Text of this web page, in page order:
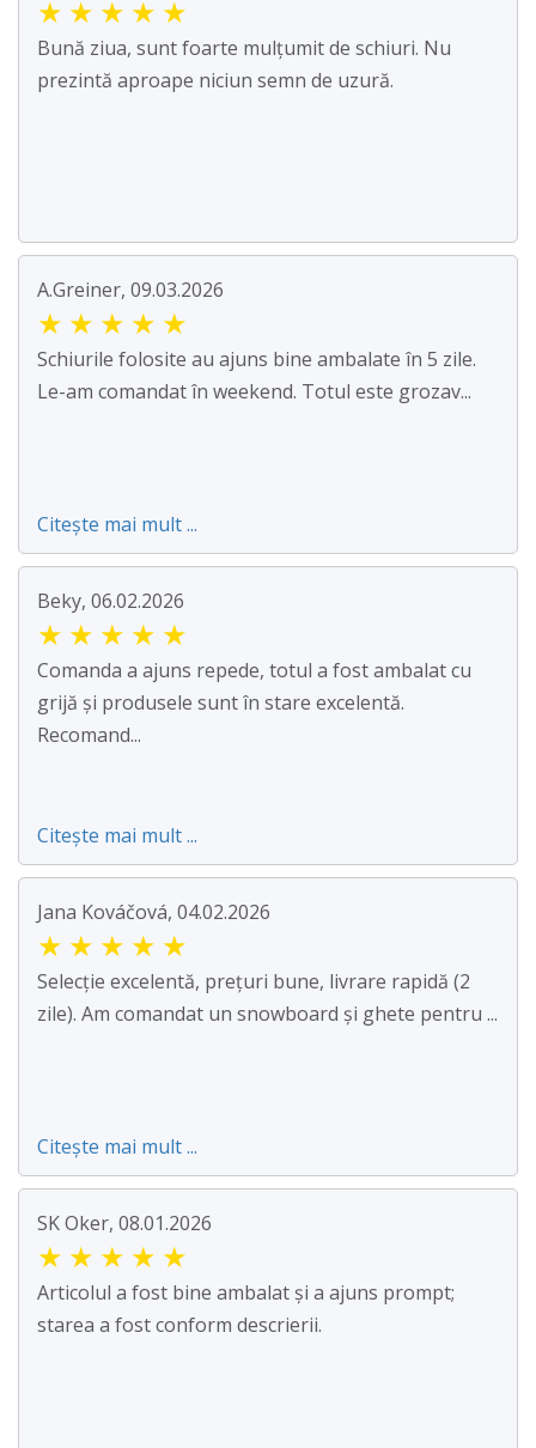
★ ★ ★ ★ ★
Bună ziua, sunt foarte mulțumit de schiuri. Nu
prezintă aproape niciun semn de uzură.
A.Greiner, 09.03.2026
★ ★ ★ ★ ★
Schiurile folosite au ajuns bine ambalate în 5 zile.
Le-am comandat în weekend. Totul este grozav...
Citește mai mult ...
Beky, 06.02.2026
★ ★ ★ ★ ★
Comanda a ajuns repede, totul a fost ambalat cu
grijă și produsele sunt în stare excelentă.
Recomand...
Citește mai mult ...
Jana Kováčová, 04.02.2026
★ ★ ★ ★ ★
Selecție excelentă, prețuri bune, livrare rapidă (2
zile). Am comandat un snowboard și ghete pentru ...
Citește mai mult ...
SK Oker, 08.01.2026
★ ★ ★ ★ ★
Articolul a fost bine ambalat și a ajuns prompt;
starea a fost conform descrierii.